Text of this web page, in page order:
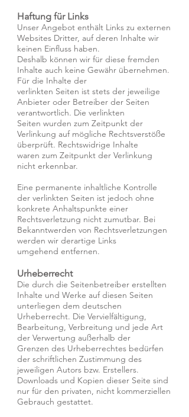
Haftung für Links
Unser Angebot enthält Links zu externen
Websites Dritter, auf deren Inhalte wir
keinen Einfluss haben.
Deshalb können wir für diese fremden
Inhalte auch keine Gewähr übernehmen.
Für die Inhalte der
verlinkten Seiten ist stets der jeweilige
Anbieter oder Betreiber der Seiten
verantwortlich. Die verlinkten
Seiten wurden zum Zeitpunkt der
Verlinkung auf mögliche Rechtsverstöße
überprüft. Rechtswidrige Inhalte
waren zum Zeitpunkt der Verlinkung
nicht erkennbar.
Eine permanente inhaltliche Kontrolle
der verlinkten Seiten ist jedoch ohne
konkrete Anhaltspunkte einer
Rechtsverletzung nicht zumutbar. Bei
Bekanntwerden von Rechtsverletzungen
werden wir derartige Links
umgehend entfernen.
Urheberrecht
Die durch die Seitenbetreiber erstellten
Inhalte und Werke auf diesen Seiten
unterliegen dem deutschen
Urheberrecht. Die Vervielfältigung,
Bearbeitung, Verbreitung und jede Art
der Verwertung außerhalb der
Grenzen des Urheberrechtes bedürfen
der schriftlichen Zustimmung des
jeweiligen Autors bzw. Erstellers.
Downloads und Kopien dieser Seite sind
nur für den privaten, nicht kommerziellen
Gebrauch gestattet.